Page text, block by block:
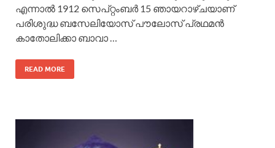
എന്നാല്‍ 1912 സെപ്റ്റംബര്‍ 15 ഞായറാഴ്ചയാണ്
പരിശുദ്ധ ബസേലിയോസ് പൗലോസ് പ്രഥമന്‍
കാതോലിക്കാ ബാവാ …
READ MORE